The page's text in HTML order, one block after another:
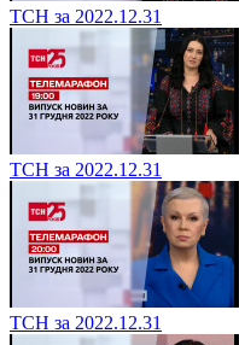
ТСН за 2022.12.31
ТСН за 2022.12.31
ТСН за 2022.12.31